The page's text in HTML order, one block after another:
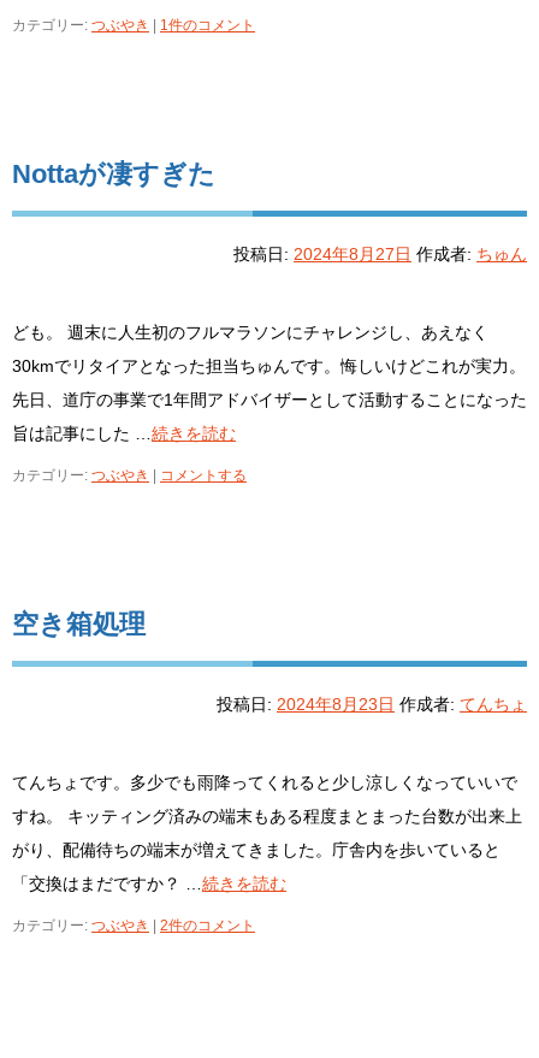
カテゴリー: つぶやき 1件のコメント
Nottaが凄すぎた
投稿日: 2024年8月27日 作成者: ちゅん
ども。 週末に人生初のフルマラソンにチャレンジし、あえなく
30kmでリタイアとなった担当ちゅんです。悔しいけどこれが実力。
先日、道庁の事業で1年間アドバイザーとして活動することになった
旨は記事にした … 続きを読む
カテゴリー: つぶやき コメントする
空き箱処理
投稿日: 2024年8月23日 作成者: てんちょ
てんちょです。多少でも雨降ってくれると少し涼しくなっていいで
すね。 キッティング済みの端末もある程度まとまった台数が出来上
がり、配備待ちの端末が増えてきました。庁舎内を歩いていると
「交換はまだですか？ … 続きを読む
カテゴリー: つぶやき 2件のコメント